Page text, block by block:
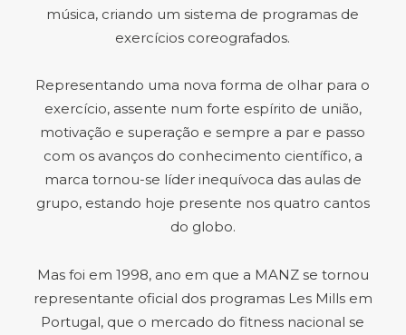
música, criando um sistema de programas de
exercícios coreografados.
Representando uma nova forma de olhar para o
exercício, assente num forte espírito de união,
motivação e superação e sempre a par e passo
com os avanços do conhecimento científico, a
marca tornou-se líder inequívoca das aulas de
grupo, estando hoje presente nos quatro cantos
do globo.
Mas foi em 1998, ano em que a MANZ se tornou
representante oficial dos programas Les Mills em
Portugal, que o mercado do fitness nacional se